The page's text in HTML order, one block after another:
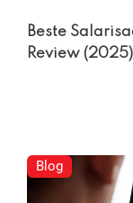
Beste
Review
Blog